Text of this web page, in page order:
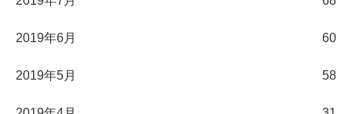
2019年6月 60
2019年5月 58